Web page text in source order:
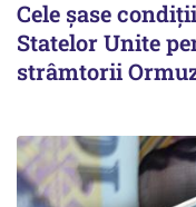
Cele șase
Statelor Unite
strâmtorii